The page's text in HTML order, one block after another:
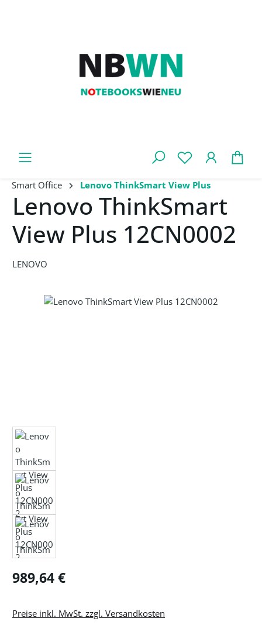
Smart Office Lenovo ThinkSmart View Plus
Lenovo ThinkSmart
View Plus 12CN0002
LENOVO
Bildergalerie überspringen
Regulärer Preis:
989,64 €
Preise inkl. MwSt. zzgl. Versandkosten